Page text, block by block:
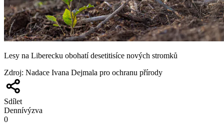
Lesy na Liberecku obohatí desetitisíce nových stromků
Zdroj: Nadace Ivana Dejmala pro ochranu přírody
Sdílet
Dennívýzva
0